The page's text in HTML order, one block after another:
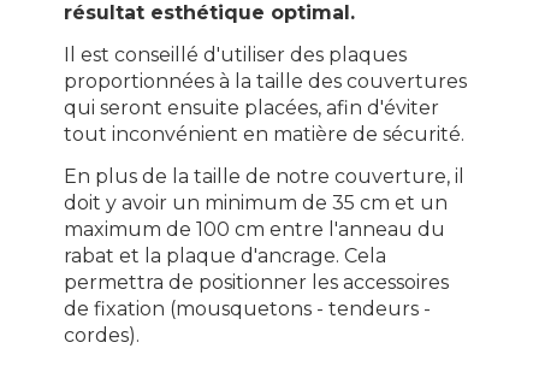
résultat esthétique optimal.
Il est conseillé d'utiliser des plaques
proportionnées à la taille des couvertures
qui seront ensuite placées, afin d'éviter
tout inconvénient en matière de sécurité.
En plus de la taille de notre couverture, il
doit y avoir un minimum de 35 cm et un
maximum de 100 cm entre l'anneau du
rabat et la plaque d'ancrage. Cela
permettra de positionner les accessoires
de fixation (mousquetons - tendeurs -
cordes).